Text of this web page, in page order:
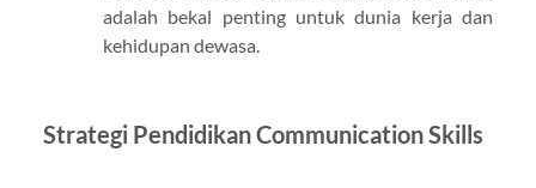
adalah bekal penting untuk dunia kerja dan
kehidupan dewasa.
Strategi Pendidikan Communication Skills